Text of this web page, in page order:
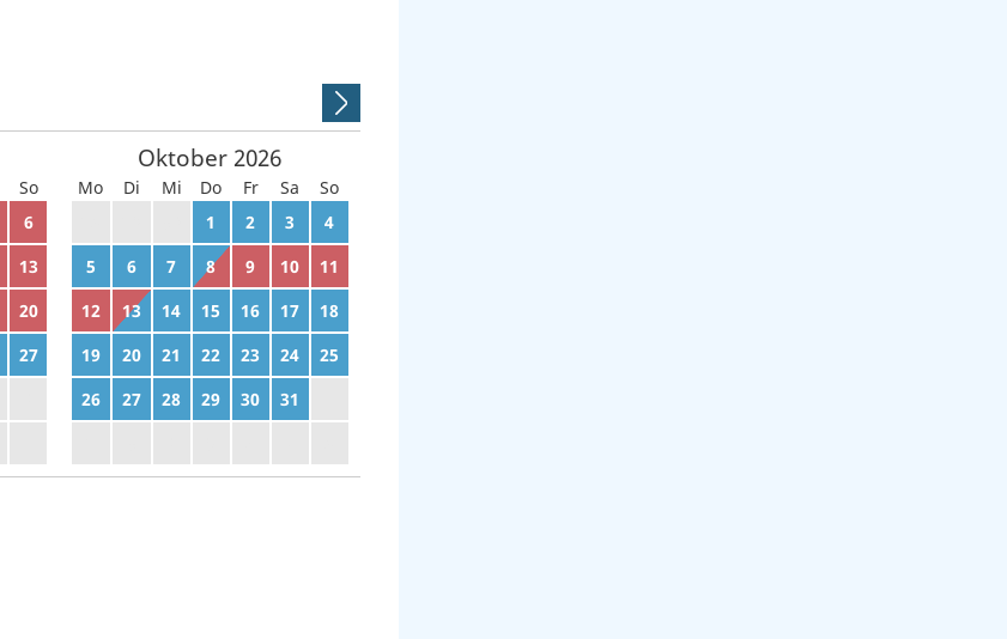
So
6
13
20
27
Oktober 2026
Mo Di Mi Do Fr Sa
So
1 2 3
4
5
6 7 8 9 10
11
12
13 14 15 16 17
18
19
20 21 22 23 24
25
26
27 28 29 30 31